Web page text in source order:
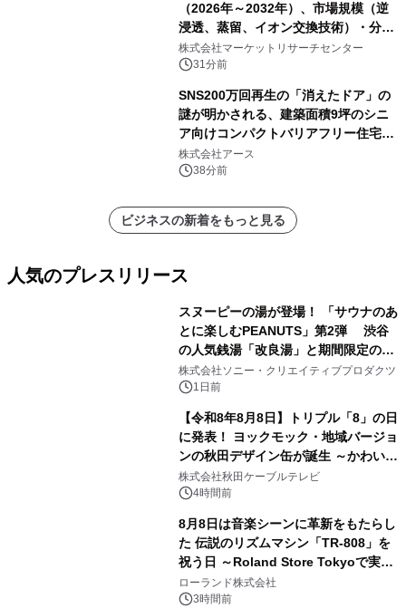
（2026年～2032年）、市場規模（逆
浸透、蒸留、イオン交換技術）・分析
レポートを発表
株式会社マーケットリサーチセンター
31分前
SNS200万回再生の「消えたドア」の
謎が明かされる、建築面積9坪のシニ
ア向けコンパクトバリアフリー住宅が
誕生
株式会社アース
38分前
ビジネスの新着をもっと見る
人気のプレスリリース
スヌーピーの湯が登場！ 「サウナのあ
とに楽しむPEANUTS」第2弾 渋谷
の人気銭湯「改良湯」と期間限定のコ
ラボレーション サウナイキタイコラ
ボグッズも発売決定！
株式会社ソニー・クリエイティブプロダクツ
1日前
【令和8年8月8日】トリプル「8」の日
に発表！ ヨックモック・地域バージョ
ンの秋田デザイン缶が誕生 ～かわいい
秋田犬の子犬と秋田の四季と名所を巡
るパッケージ～ 9月1日(火)秋田県内で
株式会社秋田ケーブルテレビ
4時間前
8月8日は音楽シーンに革新をもたらし
た 伝説のリズムマシン「TR-808」を
祝う日 ～Roland Store Tokyoで実機
を展示しての 記念キャンペーンを開
催 英国ラジオ「NTS」の 特別プログ
ローランド株式会社
3時間前